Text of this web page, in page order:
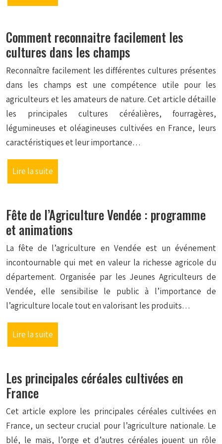
Comment reconnaitre facilement les
cultures dans les champs
Reconnaître facilement les différentes cultures présentes
dans les champs est une compétence utile pour les
agriculteurs et les amateurs de nature. Cet article détaille
les principales cultures céréalières, fourragères,
légumineuses et oléagineuses cultivées en France, leurs
caractéristiques et leur importance…
Lire la suite
Fête de l’Agriculture Vendée : programme
et animations
La fête de l’agriculture en Vendée est un événement
incontournable qui met en valeur la richesse agricole du
département. Organisée par les Jeunes Agriculteurs de
Vendée, elle sensibilise le public à l’importance de
l’agriculture locale tout en valorisant les produits…
Lire la suite
Les principales céréales cultivées en
France
Cet article explore les principales céréales cultivées en
France, un secteur crucial pour l’agriculture nationale. Le
blé, le maïs, l’orge et d’autres céréales jouent un rôle